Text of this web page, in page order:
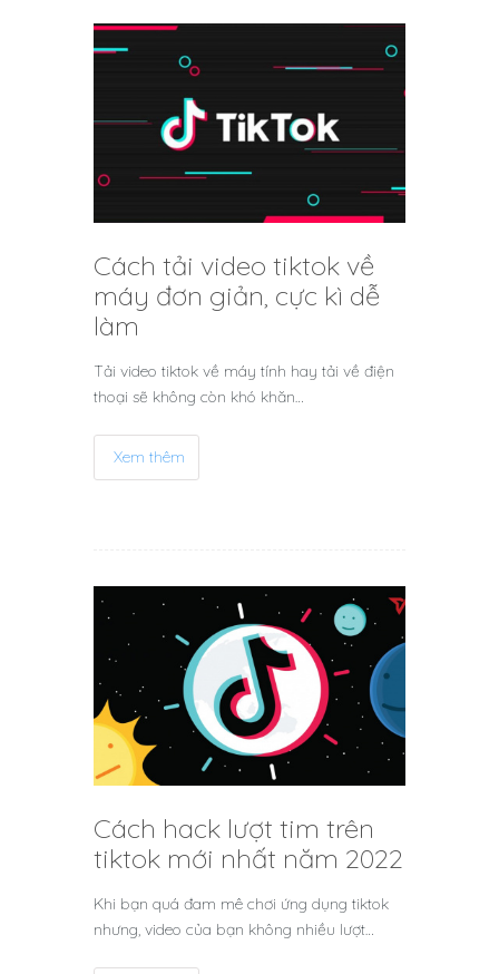
Cách tải video tiktok về
máy đơn giản, cực kì dễ
làm
Tải video tiktok về máy tính hay tải về điện
thoại sẽ không còn khó khăn…
Xem thêm
Cách hack lượt tim trên
tiktok mới nhất năm 2022
Khi bạn quá đam mê chơi ứng dụng tiktok
nhưng, video của bạn không nhiều lượt…